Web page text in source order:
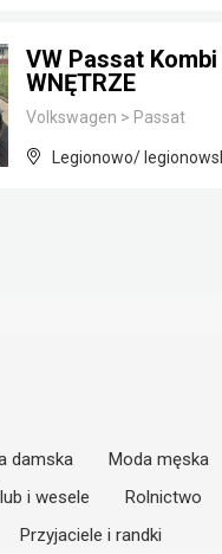
VW Passat
WNĘTRZE
Volkswagen > Passat
Legionowo/
damska
Moda męska
i wesele
Rolnictwo
Przyjaciele i randki